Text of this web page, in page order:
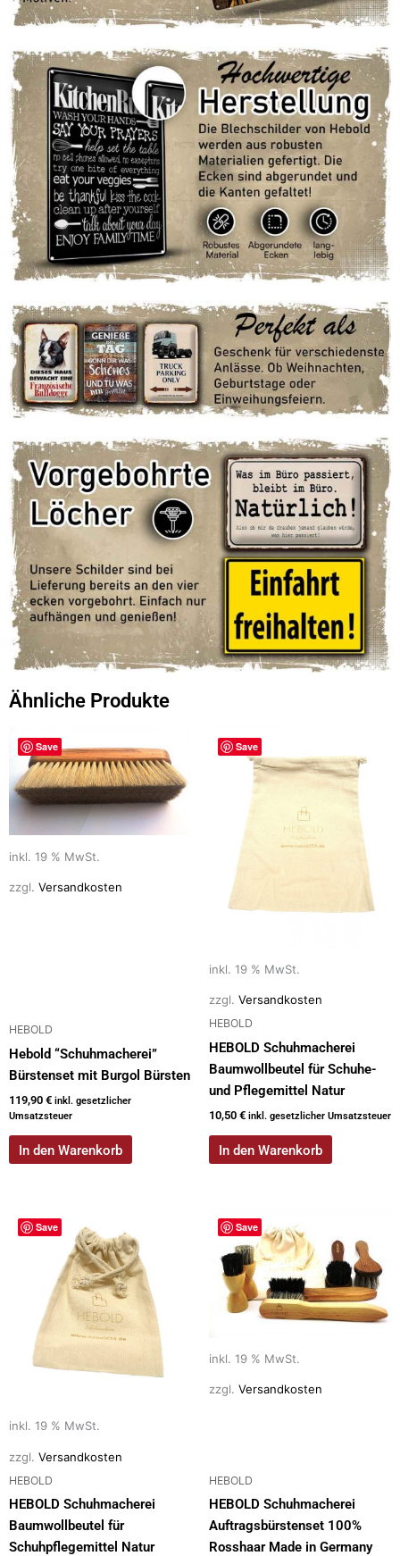
Ähnliche Produkte
Save
inkl. 19 % MwSt.
zzgl. Versandkosten
HEBOLD
Hebold “Schuhmacherei”
Bürstenset mit Burgol Bürsten
119,90 € inkl. gesetzlicher
Umsatzsteuer
In den Warenkorb
Save
inkl. 19 % MwSt.
zzgl. Versandkosten
HEBOLD
HEBOLD Schuhmacherei
Baumwollbeutel für Schuhe-
und Pflegemittel Natur
10,50 € inkl. gesetzlicher Umsatzsteuer
In den Warenkorb
Save
inkl. 19 % MwSt.
zzgl. Versandkosten
HEBOLD
HEBOLD Schuhmacherei
Baumwollbeutel für
Schuhpflegemittel Natur
Save
inkl. 19 % MwSt.
zzgl. Versandkosten
HEBOLD
HEBOLD Schuhmacherei
Auftragsbürstenset 100%
Rosshaar Made in Germany